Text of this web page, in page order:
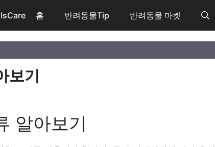
홈 반려동물Tip 반려동물 마켓
보기
알아보기